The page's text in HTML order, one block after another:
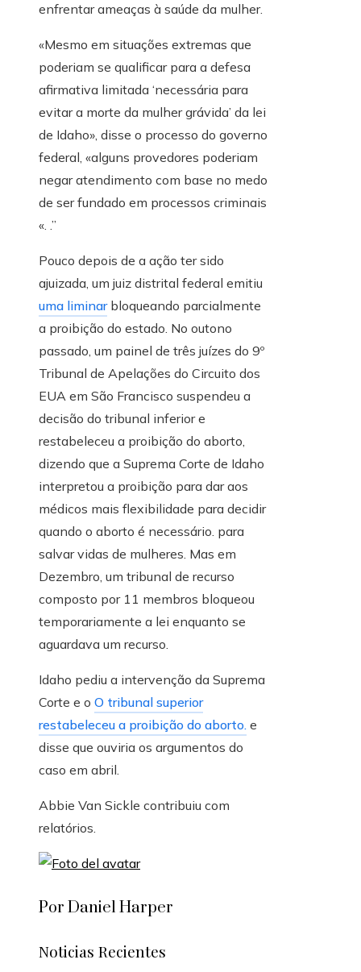
enfrentar ameaças à saúde da mulher.
«Mesmo em situações extremas que
poderiam se qualificar para a defesa
afirmativa limitada ‘necessária para
evitar a morte da mulher grávida’ da lei
de Idaho», disse o processo do governo
federal, «alguns provedores poderiam
negar atendimento com base no medo
de ser fundado em processos criminais
«. .”
Pouco depois de a ação ter sido
ajuizada, um juiz distrital federal emitiu
uma liminarbloqueando parcialmente
a proibição do estado. No outono
passado, um painel de três juízes do 9º
Tribunal de Apelações do Circuito dos
EUA em São Francisco suspendeu a
decisão do tribunal inferior e
restabeleceu a proibição do aborto,
dizendo que a Suprema Corte de Idaho
interpretou a proibição para dar aos
médicos mais flexibilidade para decidir
quando o aborto é necessário. para
salvar vidas de mulheres. Mas em
Dezembro, um tribunal de recurso
composto por 11 membros bloqueou
temporariamente a lei enquanto se
aguardava um recurso.
Idaho pediu a intervenção da Suprema
Corte e o O tribunal superior
restabeleceu a proibição do aborto. e
disse que ouviria os argumentos do
caso em abril.
Abbie Van Sickle contribuiu com
relatórios.
Por Daniel Harper
Noticias Recientes